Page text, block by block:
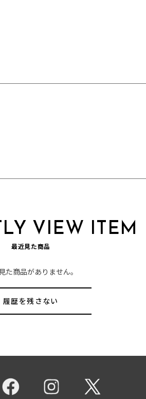
VIEW ITEM
最近見た商品
た商品がありません。
履歴を残さない